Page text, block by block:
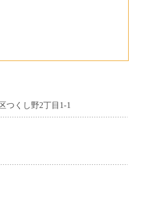
つくし野2丁目1-1